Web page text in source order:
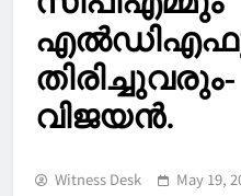
എല്‍ഡിഎഫും
വിജയൻ.
Witness Desk May 19,